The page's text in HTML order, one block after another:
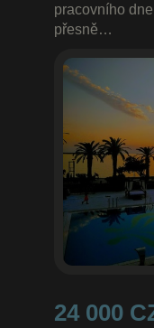
pracovního
přesně…
24 000